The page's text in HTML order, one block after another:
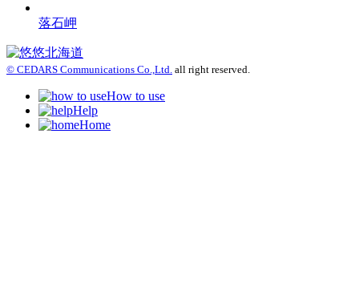
落石岬
© CEDARS Communications Co.,Ltd. all right reserved.
How to use
Help
Home